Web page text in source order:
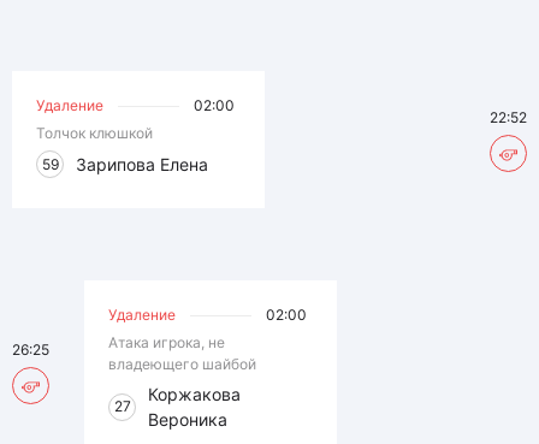
Удаление
02:00
Толчок клюшкой
59
Зарипова Елена
22:52
Удаление
02:00
Атака игрока, не
владеющего шайбой
27
Коржакова
Вероника
26:25